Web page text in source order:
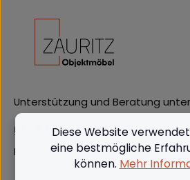
Unterstützung und Beratung
(+49) 09562 3811380
Mo-Do: 08:00 - 16:00, Fr: 8:00 - 13:00
Diese Website
eine bestmögliche
können. Mehr